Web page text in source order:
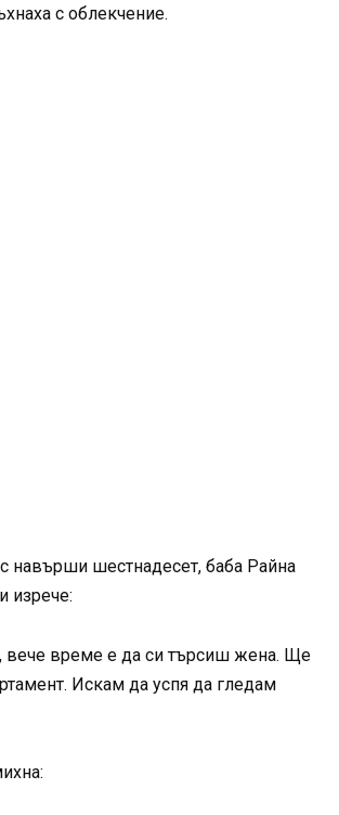
с облекчение.
навърши шестнадесет, баба Райна
изрече:
вече време е да си търсиш жена. Ще
Искам да успя да гледам